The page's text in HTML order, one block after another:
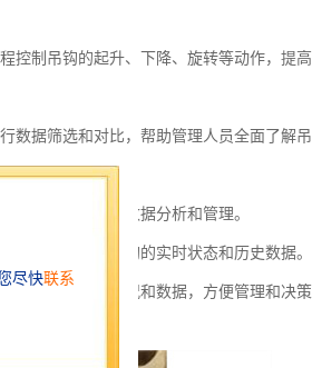
控制吊钩的起升、下降、旋转等动作，提高
数据筛选和对比，帮助管理人员全面了解吊
等，方便后续的数据分析和管理。
可以轻松查看吊钩的实时状态和历史数据。
看吊钩的运行情况和数据，方便管理和决策